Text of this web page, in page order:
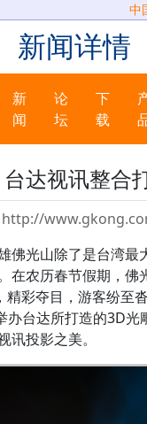
中
新闻详情
新
闻
论
坛
下
载
台达视讯整合
http://
佛光山除了是台湾最
在农历春节假期，佛
彩夺目，游客纷至
办台达所打造的3D
讯投影之美。